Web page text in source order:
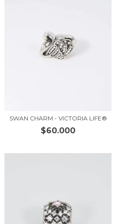
SWAN CHARM - VICTORIA LIFE®
$60.000